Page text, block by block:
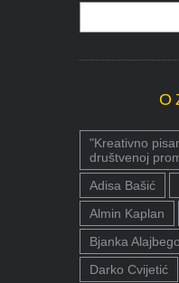
"Kreativno
društvenoj
Adisa Bašić
Almin Kaplan
Bjanka
Darko Cvijetić